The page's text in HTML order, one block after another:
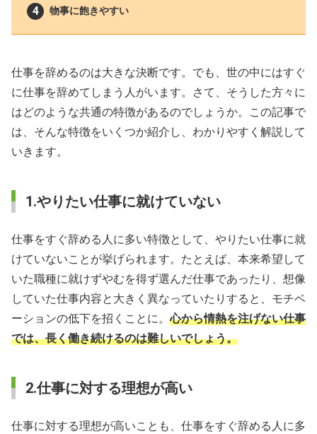
物事に飽きやすい
仕事を辞めるのは大きな決断です。でも、世の中にはすぐ
に仕事を辞めてしまう人がいます。さて、そうした方々に
はどのような共通の特徴があるのでしょうか。この記事で
は、そんな特徴をいくつか紹介し、わかりやすく解説して
いきます。
1.やりたい仕事に就けていない
仕事をすぐ辞める人に多い特徴として、やりたい仕事に就
けていないことが挙げられます。たとえば、本来希望して
いた職種に就けずやむを得ず選んだ仕事であったり、想像
していた仕事内容と大きく異なっていたりすると、モチベ
ーションの低下を招くことに。心から情熱を注げない仕事
では、長く働き続けるのは難しいでしょう。
2.仕事に対する理想が高い
仕事に対する理想が高いことも、仕事をすぐ辞める人に多